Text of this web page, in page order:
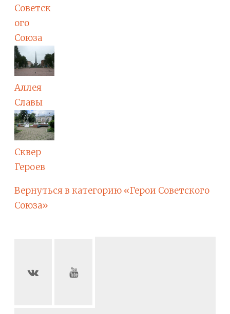
Советск
ого
Союза
Аллея
Славы
Сквер
Героев
Вернуться в категорию «Герои Советского
Союза»